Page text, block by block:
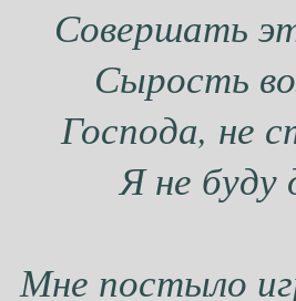
Совершать
Сырость
Господа, не
Я не буду
Мне постыло